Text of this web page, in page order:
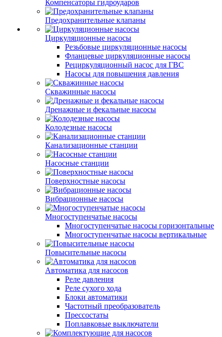
Компенсаторы гидроударов
Предохранительные клапаны
Циркуляционные насосы
Резьбовые циркуляционные насосы
Фланцевые циркуляционные насосы
Рециркуляционный насос для ГВС
Насосы для повышения давления
Скважинные насосы
Дренажные и фекальные насосы
Колодезные насосы
Канализационные станции
Насосные станции
Поверхностные насосы
Вибрационные насосы
Многоступенчатые насосы
Многоступенчатые насосы горизонтальные
Многоступенчатые насосы вертикальные
Повысительные насосы
Автоматика для насосов
Реле давления
Реле сухого хода
Блоки автоматики
Частотный преобразователь
Прессостаты
Поплавковые выключатели